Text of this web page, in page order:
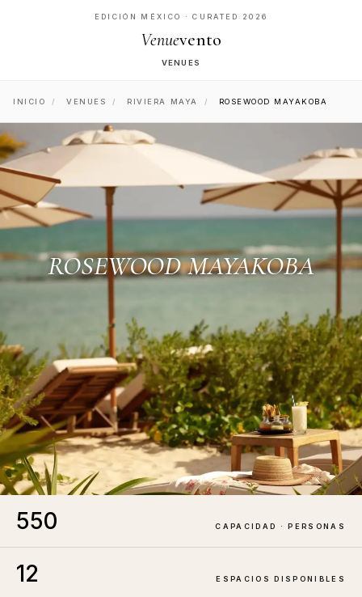
EDICIÓN MÉXICO · CURATED 2026
Venuevento
VENUES
INICIO / VENUES / RIVIERA MAYA / ROSEWOOD MAYAKOBA
ROSEWOOD MAYAKOBA
RIVIERA MAYA HOTEL
550 CAPACIDAD · PERSONAS
12 ESPACIOS DISPONIBLES